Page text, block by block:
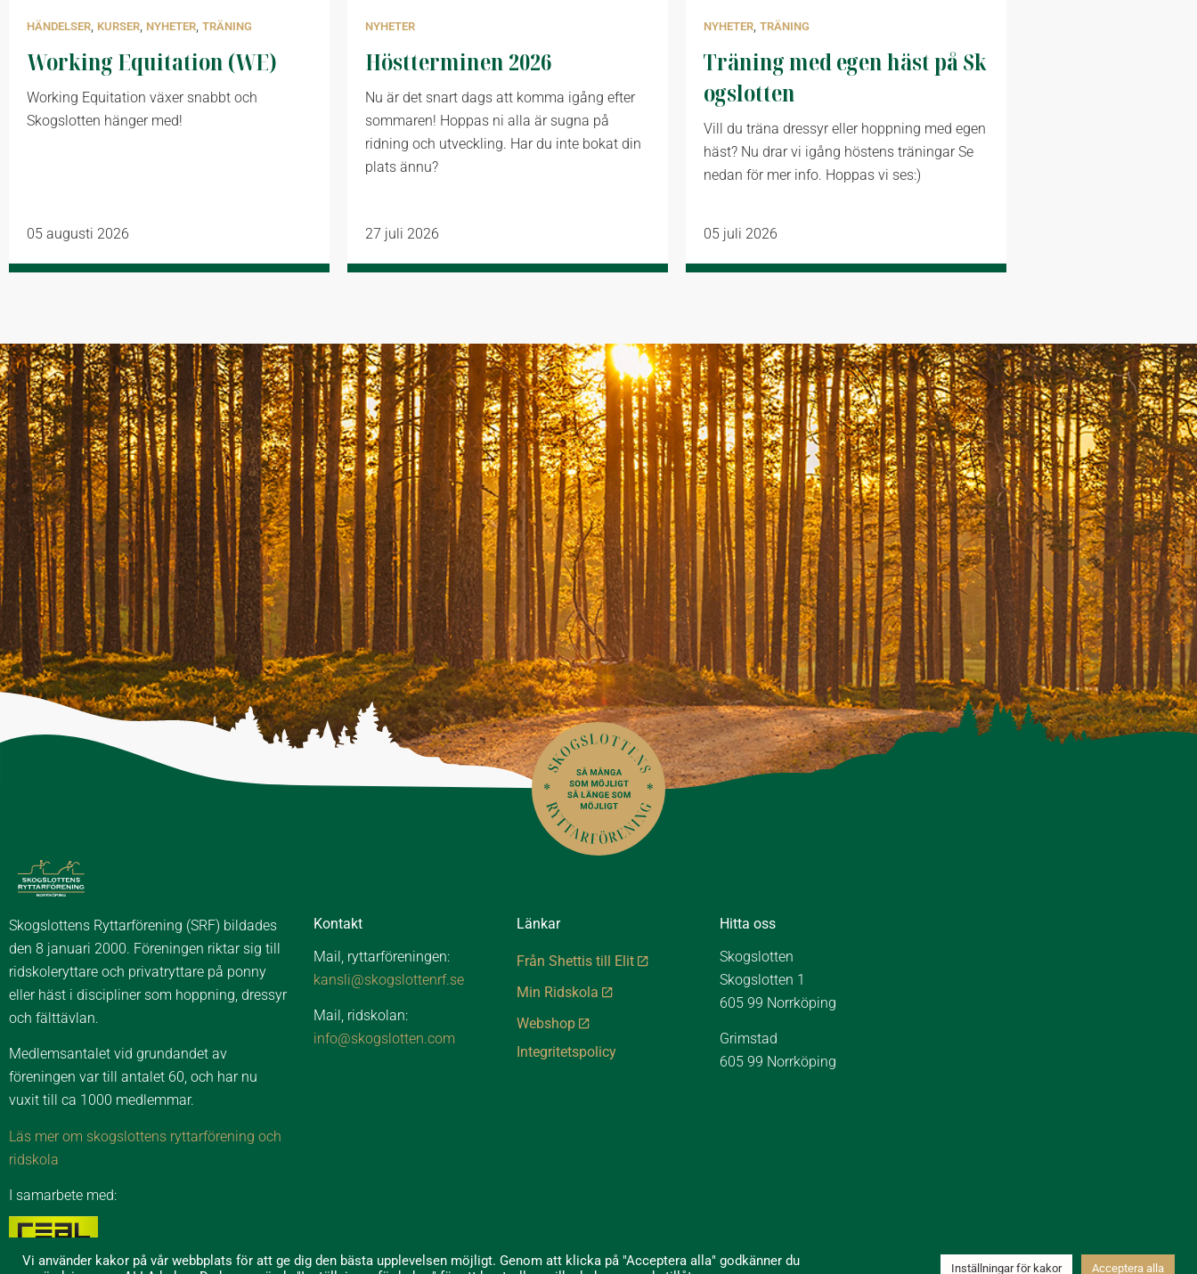
HÄNDELSER, KURSER, NYHETER, TRÄNING
Working Equitation (WE)
Working Equitation växer snabbt och
Skogslotten hänger med!
05 augusti 2026
NYHETER
Höstterminen 2026
Nu är det snart dags att komma igång efter
sommaren! Hoppas ni alla är sugna på
ridning och utveckling. Har du inte bokat din
plats ännu?
27 juli 2026
NYHETER, TRÄNING
Träning med egen häst på Sk
ogslotten
Vill du träna dressyr eller hoppning med egen
häst? Nu drar vi igång höstens träningar Se
nedan för mer info. Hoppas vi ses:)
05 juli 2026
Skogslottens Ryttarförening (SRF) bildades
den 8 januari 2000. Föreningen riktar sig till
ridskoleryttare och privatryttare på ponny
eller häst i discipliner som hoppning, dressyr
och fälttävlan.
Medlemsantalet vid grundandet av
föreningen var till antalet 60, och har nu
vuxit till ca 1000 medlemmar.
Läs mer om skogslottens ryttarförening och
ridskola
I samarbete med:
Kontakt
Mail, ryttarföreningen:
kansli@skogslottenrf.se
Mail, ridskolan:
info@skogslotten.com
Länkar
Från Shettis till Elit
Min Ridskola
Webshop
Integritetspolicy
Hitta oss
Skogslotten
Skogslotten 1
605 99 Norrköping
Grimstad
605 99 Norrköping
Vi använder kakor på vår webbplats för att ge dig den bästa upplevelsen möjligt. Genom att klicka på "Acceptera alla" godkänner du
Inställningar för kakor Acceptera alla